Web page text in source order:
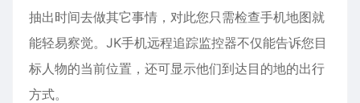
抽出时间去做其它事情，对此您只需检查手机地图就
能轻易察觉。JK手机远程追踪监控器不仅能告诉您目
标人物的当前位置，还可显示他们到达目的地的出行
方式。